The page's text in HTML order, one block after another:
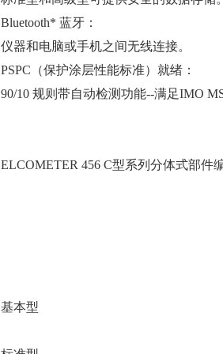
Bluetooth* 蓝牙：
仪器和电脑或手机之间无线连接。
PSPC（保护涂层性能标准）就绪：
90/10 规则带自动检测功能--满足IMO
ELCOMETER 456 C型系列分体式部件
基本型